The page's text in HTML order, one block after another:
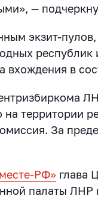
—
экзит-
вхождения в
на территории
За
РФ» глава
палаты ЛНР